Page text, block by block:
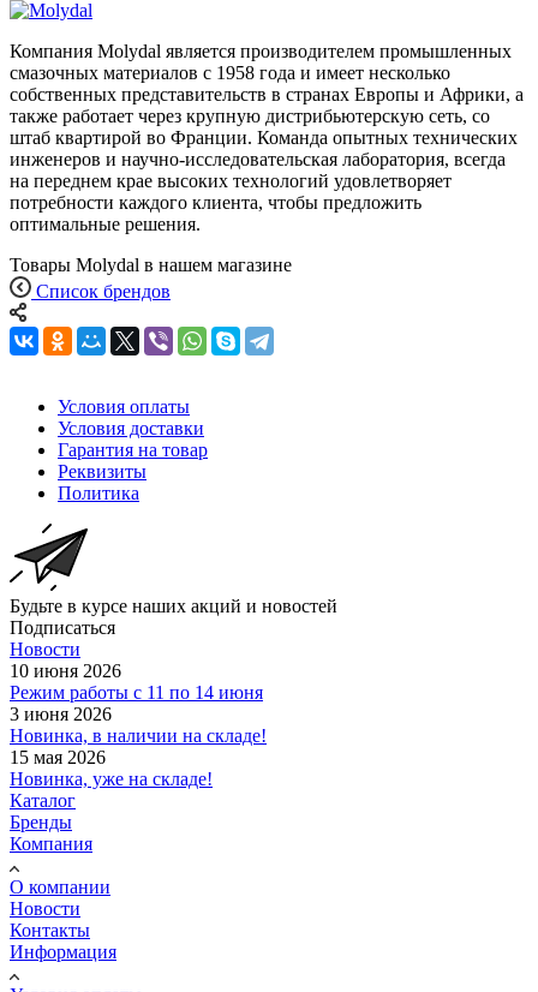
Компания Molydal является производителем промышленных
смазочных материалов с 1958 года и имеет несколько
собственных представительств в странах Европы и Африки, а
также работает через крупную дистрибьютерскую сеть, со
штаб квартирой во Франции. Команда опытных технических
инженеров и научно-исследовательская лаборатория, всегда
на переднем крае высоких технологий удовлетворяет
потребности каждого клиента, чтобы предложить
оптимальные решения.
Товары Molydal в нашем магазине
Список брендов
Условия оплаты
Условия доставки
Гарантия на товар
Реквизиты
Политика
Будьте в курсе наших акций и новостей
Подписаться
Новости
10 июня 2026
Режим работы с 11 по 14 июня
3 июня 2026
Новинка, в наличии на складе!
15 мая 2026
Новинка, уже на складе!
Каталог
Бренды
Компания
О компании
Новости
Контакты
Информация